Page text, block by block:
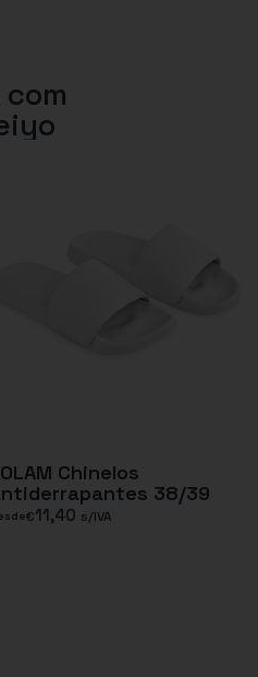
Chinelos
38/39
€11,40 s/IVA